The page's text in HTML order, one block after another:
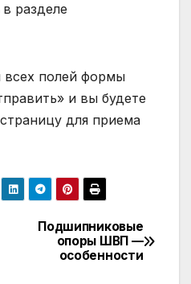
разделе
всех полей формы
и вы будете
для приема
Подшипниковые
опоры ШВП —
особенности